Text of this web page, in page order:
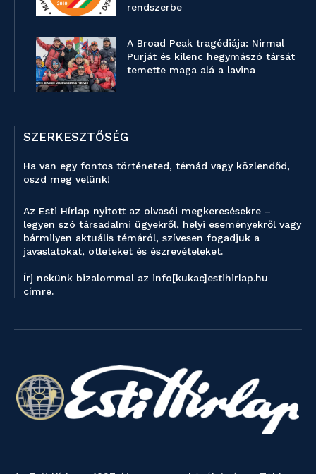
rendszerbe
A Broad Peak tragédiája: Nirmal
Purját és kilenc hegymászó társát
temette maga alá a lavina
SZERKESZTŐSÉG
Ha van egy fontos történeted, témád vagy közlendőd,
oszd meg velünk!
Az Esti Hírlap nyitott az olvasói megkeresésekre –
legyen szó társadalmi ügyekről, helyi eseményekről vagy
bármilyen aktuális témáról, szívesen fogadjuk a
javaslatokat, ötleteket és észrevételeket.
Írj nekünk bizalommal az info[kukac]estihirlap.hu
címre.